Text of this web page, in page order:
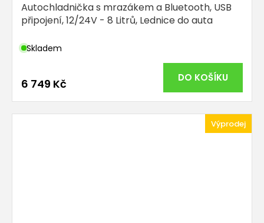
Autochladnička s mrazákem a Bluetooth, USB
připojení, 12/24V - 8 Litrů, Lednice do auta
Skladem
6 749 Kč DO KOŠÍKU
Výprodej